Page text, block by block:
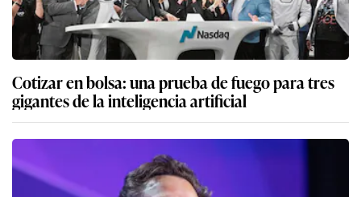
Cotizar en bolsa: una prueba de fuego para tres
gigantes de la inteligencia artificial